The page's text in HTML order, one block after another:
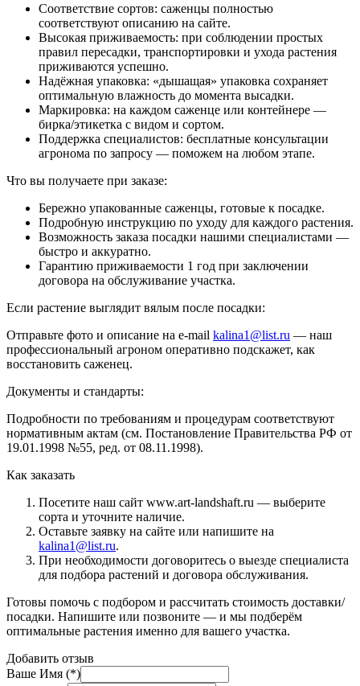
Соответствие сортов: саженцы полностью
соответствуют описанию на сайте.
Высокая приживаемость: при соблюдении простых
правил пересадки, транспортировки и ухода растения
приживаются успешно.
Надёжная упаковка: «дышащая» упаковка сохраняет
оптимальную влажность до момента высадки.
Маркировка: на каждом саженце или контейнере —
бирка/этикетка с видом и сортом.
Поддержка специалистов: бесплатные консультации
агронома по запросу — поможем на любом этапе.
Что вы получаете при заказе:
Бережно упакованные саженцы, готовые к посадке.
Подробную инструкцию по уходу для каждого растения.
Возможность заказа посадки нашими специалистами —
быстро и аккуратно.
Гарантию приживаемости 1 год при заключении
договора на обслуживание участка.
Если растение выглядит вялым после посадки:
Отправьте фото и описание на e-mail kalina1@list.ru — наш
профессиональный агроном оперативно подскажет, как
восстановить саженец.
Документы и стандарты:
Подробности по требованиям и процедурам соответствуют
нормативным актам (см. Постановление Правительства РФ от
19.01.1998 №55, ред. от 08.11.1998).
Как заказать
Посетите наш сайт www.art-landshaft.ru — выберите
сорта и уточните наличие.
Оставьте заявку на сайте или напишите на
kalina1@list.ru.
При необходимости договоритесь о выезде специалиста
для подбора растений и договора обслуживания.
Готовы помочь с подбором и рассчитать стоимость доставки/
посадки. Напишите или позвоните — и мы подберём
оптимальные растения именно для вашего участка.
Добавить отзыв
Ваше Имя (*)